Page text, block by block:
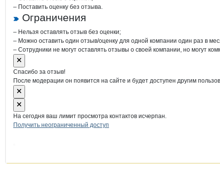
– Поставить оценку без отзыва.
Ограничения
– Нельзя оставлять отзыв без оценки;
– Можно оставить один отзыв/оценку для одной компании один раз в
– Сотрудники не могут оставлять отзывы о своей компании, но могут
Спасибо за отзыв!
После модерации он появится на сайте и будет доступен другим
На сегодня ваш лимит просмотра контактов исчерпан.
Получить неограниченный доступ